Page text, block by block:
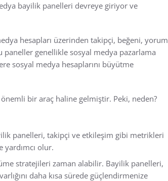
bayilik panelleri devreye giriyor ve
hesapları üzerinden takipçi, beğeni, yorum
genellikle sosyal medya pazarlama
sosyal medya hesaplarını büyütme
bir araç haline gelmiştir. Peki, neden?
panelleri, takipçi ve etkileşim gibi metrikleri
yardımcı olur.
stratejileri zaman alabilir. Bayilik panelleri,
daha kısa sürede güçlendirmenize